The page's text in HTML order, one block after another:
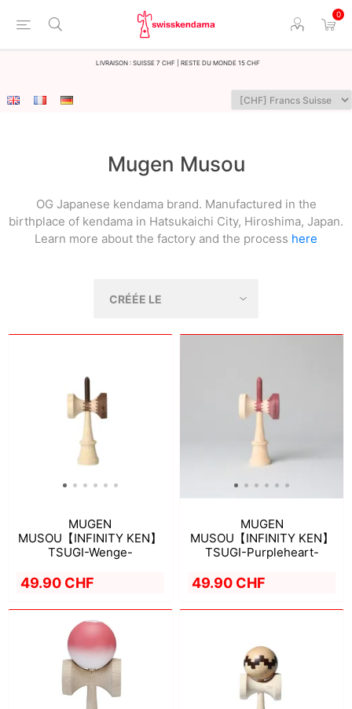
0
LIvraison : Suisse 7 CHF | Reste du monde 15 CHF
Mugen Musou
OG Japanese kendama brand. Manufactured in the
birthplace of kendama in Hatsukaichi City, Hiroshima, Japan.
Learn more about the factory and the process here
MUGEN
MUSOU【INFINITY KEN】
TSUGI-Wenge-
49.90 CHF
MUGEN
MUSOU【INFINITY KEN】
TSUGI-Purpleheart-
49.90 CHF